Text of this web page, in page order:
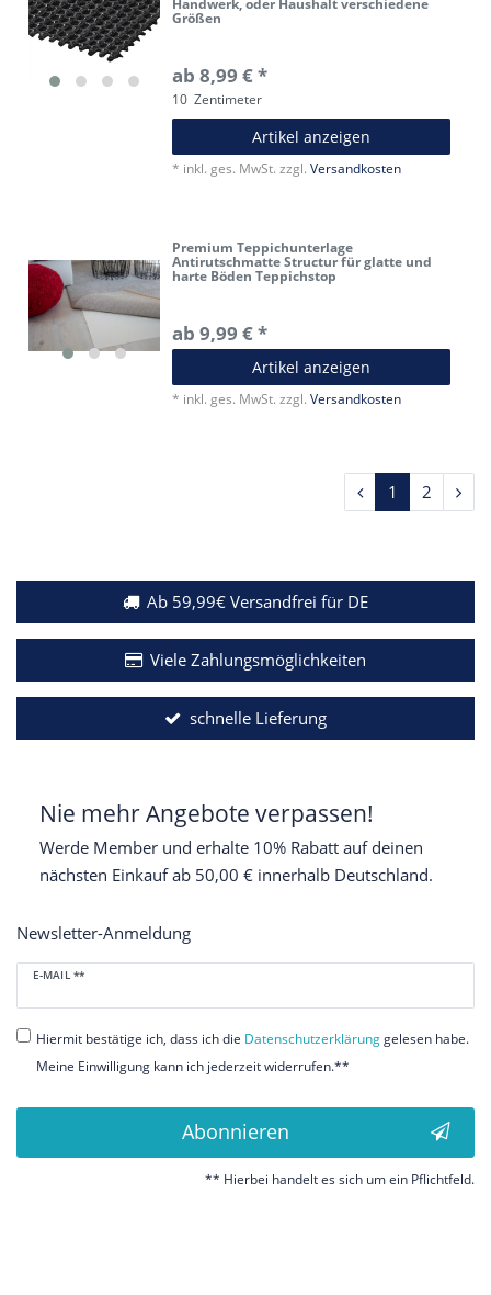
Handwerk, oder Haushalt verschiedene
Größen
ab 8,99 € *
10 Zentimeter
Artikel anzeigen
* inkl. ges. MwSt. zzgl.Versandkosten
Premium Teppichunterlage
Antirutschmatte Structur für glatte und
harte Böden Teppichstop
ab 9,99 € *
Artikel anzeigen
* inkl. ges. MwSt. zzgl.Versandkosten
1 2
Ab 59,99€ Versandfrei für DE
Viele Zahlungsmöglichkeiten
schnelle Lieferung
Nie mehr Angebote verpassen!
Werde Member und erhalte 10% Rabatt auf deinen
nächsten Einkauf ab 50,00 € innerhalb Deutschland.
Newsletter-Anmeldung
E-MAIL **
Newsletter
Honig
Hiermit bestätige ich, dass ich die Daten­schutz­erklärunggelesen habe.
Meine Einwilligung kann ich jederzeit widerrufen.**
Abonnieren
** Hierbei handelt es sich um ein Pflichtfeld.